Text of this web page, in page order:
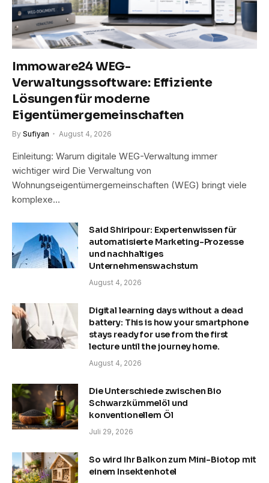
Immoware24 WEG-
Verwaltungssoftware: Effiziente
Lösungen für moderne
Eigentümergemeinschaften
By Sufiyan August 4, 2026
Einleitung: Warum digitale WEG-Verwaltung immer
wichtiger wird Die Verwaltung von
Wohnungseigentümergemeinschaften (WEG) bringt viele
komplexe…
Said Shiripour: Expertenwissen für
automatisierte Marketing-Prozesse
und nachhaltiges
Unternehmenswachstum
August 4, 2026
Digital learning days without a dead
battery: This is how your smartphone
stays ready for use from the first
lecture until the journey home.
August 4, 2026
Die Unterschiede zwischen Bio
Schwarzkümmelöl und
konventionellem Öl
Juli 29, 2026
So wird Ihr Balkon zum Mini-Biotop mit
einem Insektenhotel